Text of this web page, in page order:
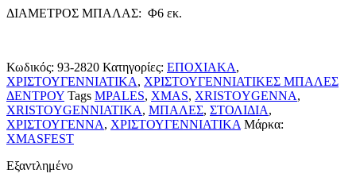
ΔΙΑΜΕΤΡΟΣ ΜΠΑΛΑΣ: Φ6 εκ.
Κωδικός: 93-2820 Κατηγορίες: ΕΠΟΧΙΑΚΑ,
ΧΡΙΣΤΟΥΓΕΝΝΙΑΤΙΚΑ, ΧΡΙΣΤΟΥΓΕΝΝΙΑΤΙΚΕΣ ΜΠΑΛΕΣ
ΔΕΝΤΡΟΥ Tags MPALES, XMAS, XRISTOYGENNA,
XRISTOYGENNIATIKA, ΜΠΑΛΕΣ, ΣΤΟΛΙΔΙΑ,
ΧΡΙΣΤΟΥΓΕΝΝΑ, ΧΡΙΣΤΟΥΓΕΝΝΙΑΤΙΚΑ Μάρκα:
XMASFEST
Εξαντλημένο